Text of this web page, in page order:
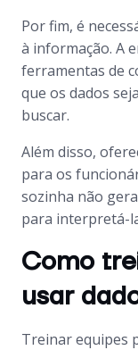
Por fim, é
à informação. A
ferramentas de
que os dados
buscar.
Além disso,
para os
sozinha não
para interpretá-
Como
usar
Treinar equipes